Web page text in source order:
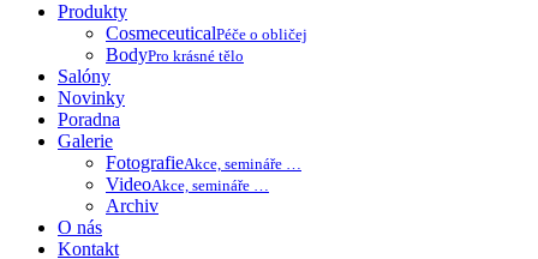
Produkty
CosmeceuticalPéče o obličej
BodyPro krásné tělo
Salóny
Novinky
Poradna
Galerie
FotografieAkce, semináře …
VideoAkce, semináře …
Archiv
O nás
Kontakt